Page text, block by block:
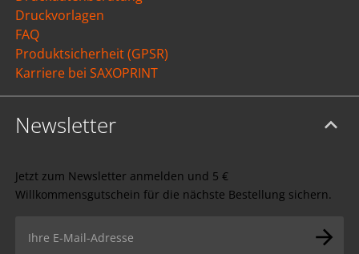
Druckvorlagen
FAQ
Produktsicherheit (GPSR)
Karriere bei SAXOPRINT
Newsletter
Jetzt zum Newsletter anmelden und 5 €
Willkommensgutschein für die nächste Bestellung sichern.